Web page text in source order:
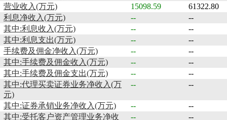
营业收入(万元)
15098.59
61322.80
利息净收入(万元)
--
--
其中:利息收入(万元)
--
--
其中:利息支出(万元)
--
--
手续费及佣金净收入(万元)
--
--
其中:手续费及佣金收入(万元)
--
--
其中:手续费及佣金支出(万元)
--
--
其中:代理买卖证券业务净收入(万
元)
-- --
其中:证券承销业务净收入(万元) --
--
其中:受托客户资产管理业务净收
-- --